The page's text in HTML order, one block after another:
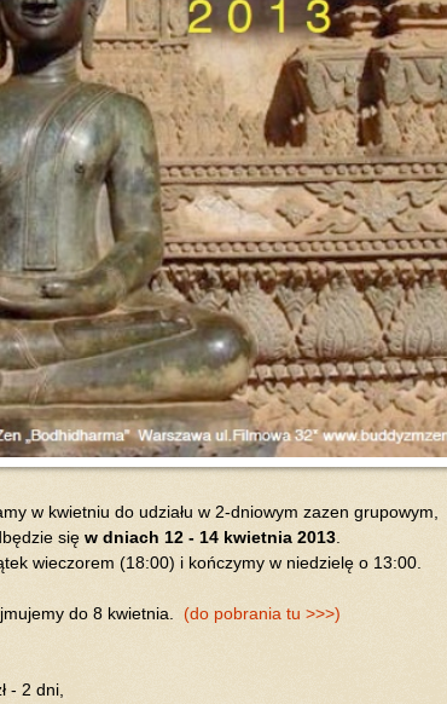
w kwietniu do udziału w 2-dniowym zazen grupowym,
się w dniach 12 - 14 kwietnia 2013.
wieczorem (18:00) i kończymy w niedzielę o 13:00.
do 8 kwietnia. (do pobrania tu >>>)
- 2 dni,